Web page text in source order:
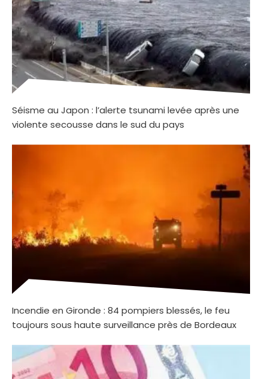
Séisme au Japon : l’alerte tsunami levée après une
violente secousse dans le sud du pays
Incendie en Gironde : 84 pompiers blessés, le feu
toujours sous haute surveillance près de Bordeaux